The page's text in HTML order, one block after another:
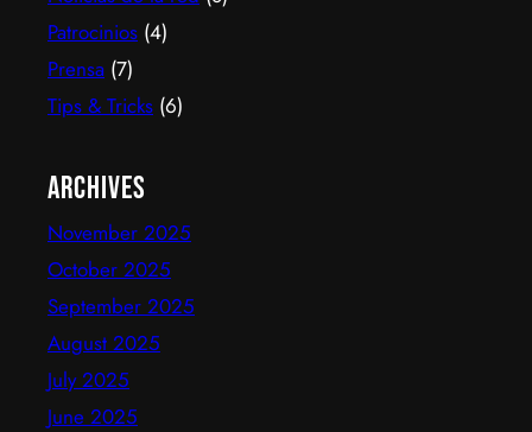
Patrocinios (4)
Prensa (7)
Tips & Tricks (6)
Archives
November 2025
October 2025
September 2025
August 2025
July 2025
June 2025